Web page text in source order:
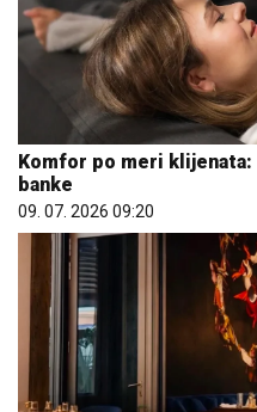
Komfor po meri klijenata:
banke
09. 07. 2026 09:20